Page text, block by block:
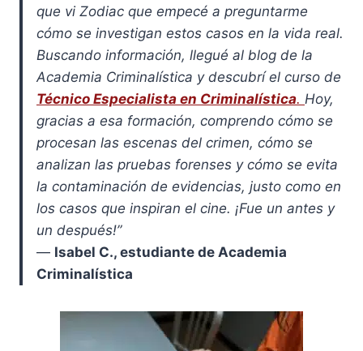
que vi Zodiac que empecé a preguntarme
cómo se investigan estos casos en la vida real.
Buscando información, llegué al blog de la
Academia Criminalística y descubrí el curso de
Técnico Especialista en Criminalística. Hoy,
gracias a esa formación, comprendo cómo se
procesan las escenas del crimen, cómo se
analizan las pruebas forenses y cómo se evita
la contaminación de evidencias, justo como en
los casos que inspiran el cine. ¡Fue un antes y
un después!”
— Isabel C., estudiante de Academia
Criminalística